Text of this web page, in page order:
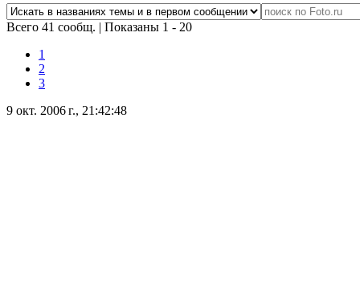
Всего 41 сообщ. | Показаны 1 - 20
1
2
3
9 окт. 2006 г., 21:42:48